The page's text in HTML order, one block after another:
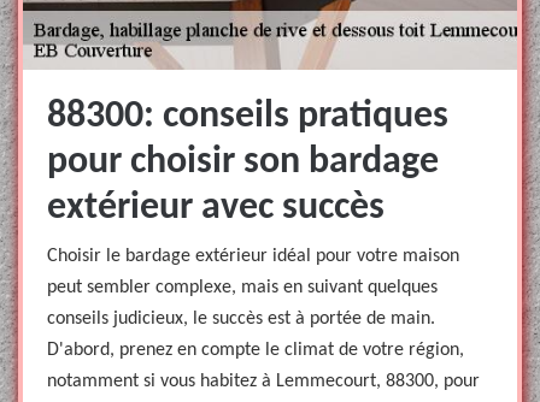
88300: conseils pratiques
pour choisir son bardage
extérieur avec succès
Choisir le bardage extérieur idéal pour votre maison
peut sembler complexe, mais en suivant quelques
conseils judicieux, le succès est à portée de main.
D'abord, prenez en compte le climat de votre région,
notamment si vous habitez à Lemmecourt, 88300, pour